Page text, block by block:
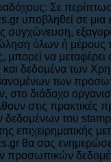
Σε
υποβληθεί σε μια
συγχώνευση,
όλων ή μέρους
μπορεί να μεταφέρει
και δεδομένα των
των
στο διάδοχο
στις πρακτικές
του
επιχειρηματικής
θα σας
προσωπικών